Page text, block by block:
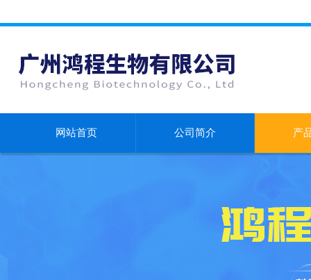
网站首页 公司简介 产